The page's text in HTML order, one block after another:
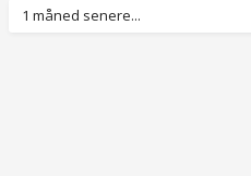
1 måned senere...